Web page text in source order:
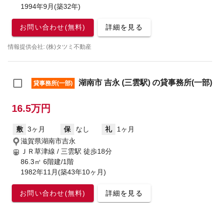
1994年9月(築32年)
お問い合わせ(無料) 詳細を見る
情報提供会社: (株)タツミ不動産
貸事務所(一部) 湖南市 吉永 (三雲駅) の貸事務所(一部)
16.5万円
敷 3ヶ月 保 なし 礼
1ヶ月
滋賀県湖南市吉永
ＪＲ草津線 / 三雲駅 徒歩18分
86.3㎡ 6階建/1階
1982年11月(築43年10ヶ月)
お問い合わせ(無料) 詳細を見る